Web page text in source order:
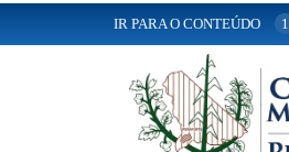
IR PARA O CONTEÚDO 1